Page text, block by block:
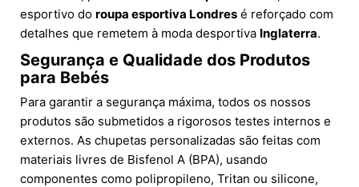
esportivo do roupa esportiva Londres é reforçado com
detalhes que remetem à moda desportiva Inglaterra.
Segurança e Qualidade dos Produtos
para Bebés
Para garantir a segurança máxima, todos os nossos
produtos são submetidos a rigorosos testes internos e
externos. As chupetas personalizadas são feitas com
materiais livres de Bisfenol A (BPA), usando
componentes como polipropileno, Tritan ou silicone,